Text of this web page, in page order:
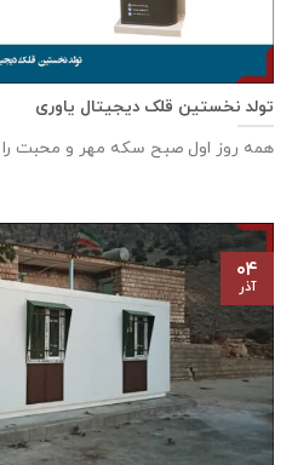
تولد نخستین قلک دیجیتال یاوری
همه روز اول صبح سكه مهر و محبت را
۰۴
آذر